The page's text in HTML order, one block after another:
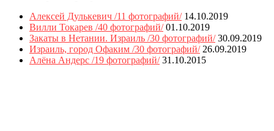
Алексей Дулькевич /11 фотографий/ 14.10.2019
Вилли Токарев /40 фотографий/ 01.10.2019
Закаты в Нетании. Израиль /30 фотографий/ 30.09.2019
Израиль, город Офаким /30 фотографий/ 26.09.2019
Алёна Андерс /19 фотографий/ 31.10.2015